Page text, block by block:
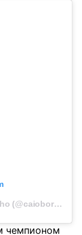
Публикация от “The Natural” Caio Borralho (@caioborralho)
чемпионом